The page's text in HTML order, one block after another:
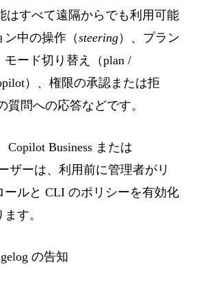
はすべて遠隔からでも利用可能
ン中の操作（steering）、プラン
ード切り替え（plan /
）、権限の承認または拒
質問への応答などです。
Copilot Business または
ザーは、利用前に管理者がリ
ールと CLI のポリシーを有効化
す。
の告知